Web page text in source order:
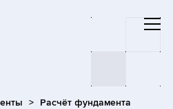
Расчёт фундамента